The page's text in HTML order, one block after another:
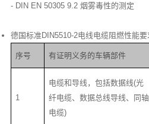
- DIN EN 50305 9.2 烟雾毒性的测定
德国标准DIN5510-2电线电缆阻燃性能要
序号 有证明义务的车辆部件
1
电缆和导线，包括数据线(光
纤电缆、数据总线导线、同轴
电缆)